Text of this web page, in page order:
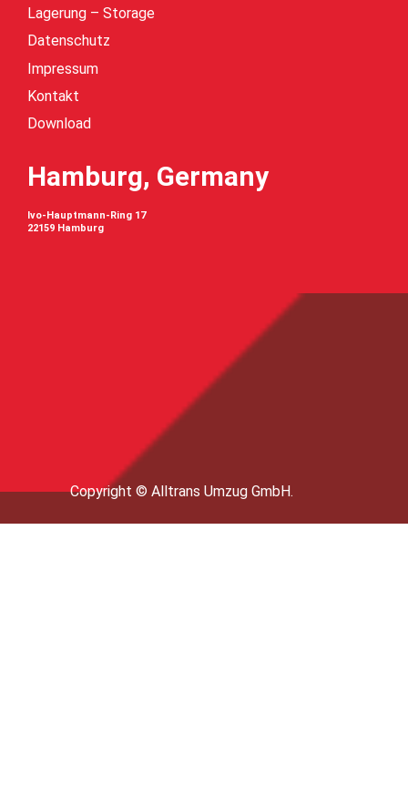
Lagerung – Storage
Datenschutz
Impressum
Kontakt
Download
Hamburg, Germany
Ivo-Hauptmann-Ring 17
22159 Hamburg
Copyright © Alltrans Umzug GmbH.